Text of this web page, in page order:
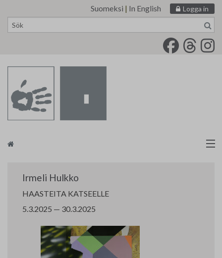
Suomeksi | In English Logga in
Kontakt
Irmeli Hulkko
HAASTEITA KATSEELLE
5.3.2025 — 30.3.2025